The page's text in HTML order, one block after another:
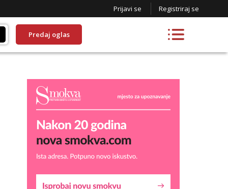
Prijavi se Registriraj se
Predaj oglas